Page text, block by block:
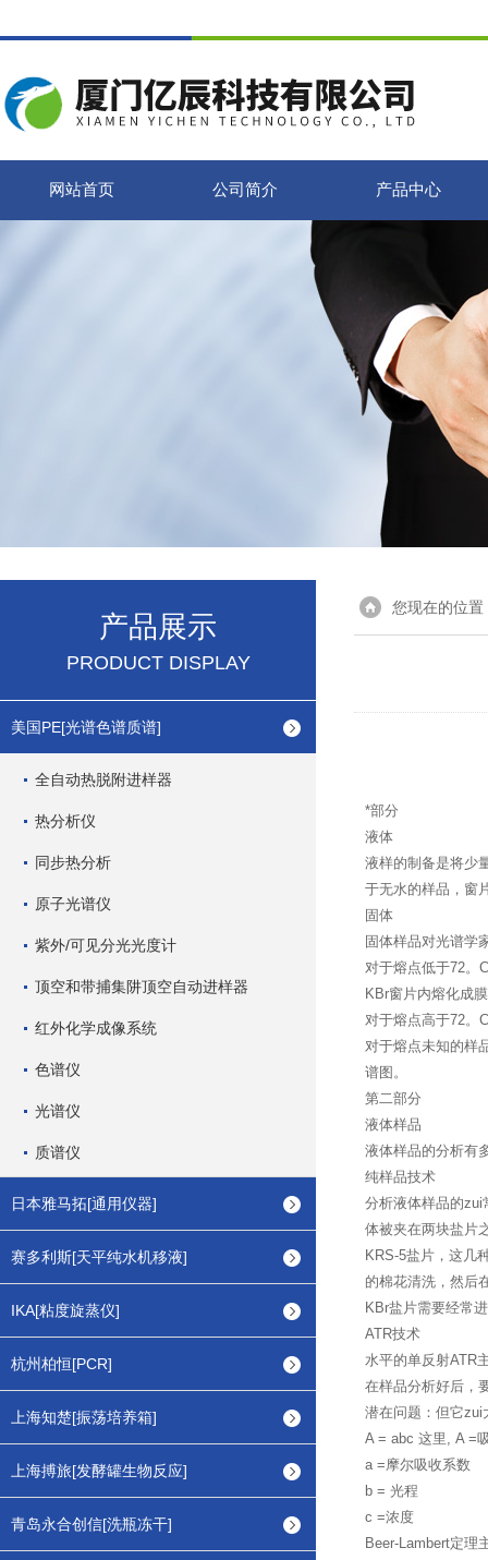
网站首页 公司简介 产品中心
产品展示
PRODUCT DISPLAY
美国PE[光谱色谱质谱]
全自动热脱附进样器
热分析仪
同步热分析
原子光谱仪
紫外/可见分光光度计
顶空和带捕集阱顶空自动进样器
红外化学成像系统
色谱仪
光谱仪
质谱仪
日本雅马拓[通用仪器]
赛多利斯[天平纯水机移液]
IKA[粘度旋蒸仪]
杭州柏恒[PCR]
上海知楚[振荡培养箱]
上海搏旅[发酵罐生物反应]
青岛永合创信[洗瓶冻干]
您现在的位置
*部分
液体
液样的制备是将少
于无水的样品，窗
固体
固体样品对光谱学
对于熔点低于72。
KBr窗片内熔化成
对于熔点高于72。
对于熔点未知的样
谱图。
第二部分
液体样品
液体样品的分析有
纯样品技术
分析液体样品的zui
体被夹在两块盐片
KRS-5盐片，这几
的棉花清洗，然后
KBr盐片需要经常
ATR技术
水平的单反射ATR
在样品分析好后，
潜在问题：但它zui
A = abc 这里, A =
a =摩尔吸收系数
b = 光程
c =浓度
Beer-Lambert定理